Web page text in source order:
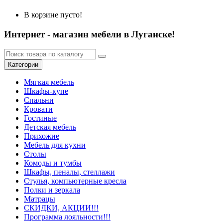
В корзине пусто!
Интернет - магазин мебели в Луганске!
Категории
Мягкая мебель
Шкафы-купе
Спальни
Кровати
Гостиные
Детская мебель
Прихожие
Мебель для кухни
Столы
Комоды и тумбы
Шкафы, пеналы, стеллажи
Стулья, компьютерные кресла
Полки и зеркала
Матрацы
СКИДКИ, АКЦИИ!!!
Программа лояльности!!!